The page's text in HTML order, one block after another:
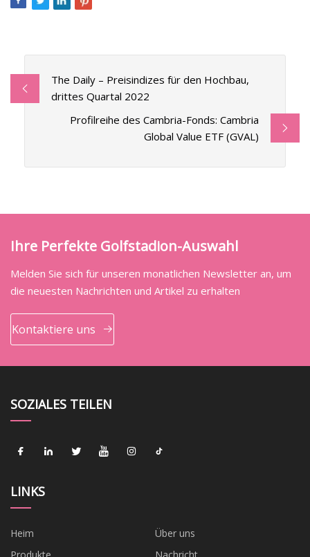
The Daily – Preisindizes für den Hochbau,
drittes Quartal 2022
Profilreihe des Cambria-Fonds: Cambria
Global Value ETF (GVAL)
Ihre Perfekte Golfstadion-Auswahl
Melden Sie sich für unseren monatlichen Newsletter an, um
die neuesten Nachrichten und Artikel zu erhalten
Kontaktiere uns
SOZIALES TEILEN
LINKS
Heim
Über uns